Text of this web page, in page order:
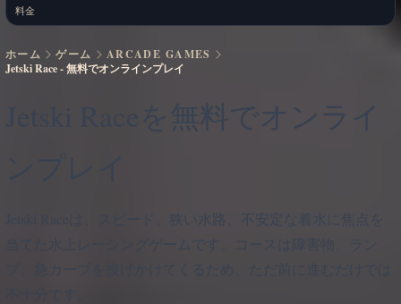
料金
ホーム ゲーム
ARCADE GAMES
Jetski Race - 無料でオンラインプレイ
Jetski Raceを無料でオンライ
Jetski Raceは、スピード、狭い水路、不安定な着水に焦点を
当てた水上レーシングゲームです。コースは障害物、ラン